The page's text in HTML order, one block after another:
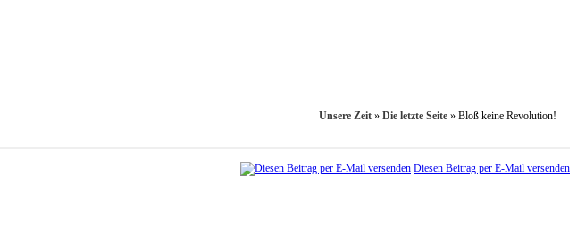
Unsere Zeit » Die letzte Seite » Bloß keine Revolution!
Diesen Beitrag per E-Mail versenden